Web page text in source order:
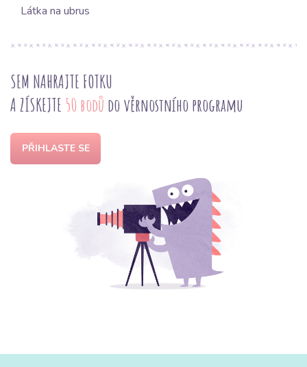
Látka na ubrus
SEM NAHRAJTE FOTKU
A ZÍSKEJTE 50 bodů do věrnostního programu
PŘIHLASTE SE